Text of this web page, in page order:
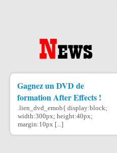
Gagnez un DVD de
formation After Effects !
.lien_dvd_emob{ display:block;
width:300px; height:40px;
margin:10px [...]